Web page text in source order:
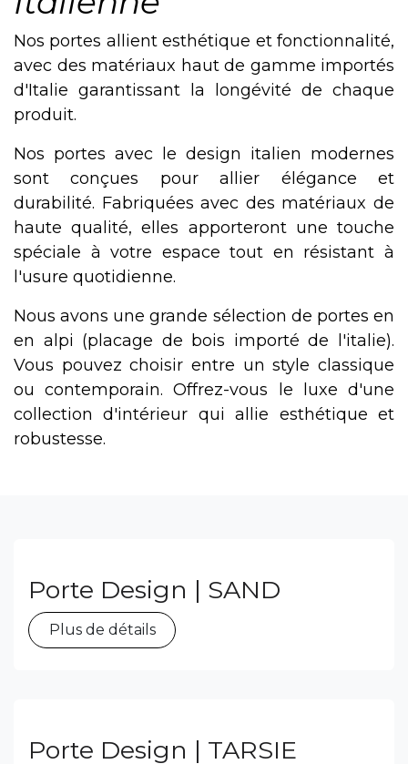
Nos portes allient esthétique et fonctionnalité,
avec des matériaux haut de gamme importés
d'Italie garantissant la longévité de chaque
produit.
Nos portes avec le design italien modernes
sont conçues pour allier élégance et
durabilité. Fabriquées avec des matériaux de
haute qualité, elles apporteront une touche
spéciale à votre espace tout en résistant à
l'usure quotidienne.
Nous avons une grande sélection de portes en
en alpi (placage de bois importé de l'italie).
Vous pouvez choisir entre un style classique
ou contemporain. Offrez-vous le luxe d'une
collection d'intérieur qui allie esthétique et
robustesse.